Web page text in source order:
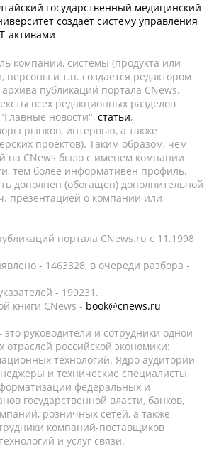
государственный медицинский
создает систему управления
активами
компании, системы (продукта или
персоны и т.п. создается редактором
публикаций портала CNews.
всех редакционных разделов
новости", статьи,
рынков, интервью, а также
проектов). Таким образом, чем
на CNews было с именем компании
тем более информативен профиль.
дополнен (обогащен) дополнительной
презентацией о компании или
портала CNews.ru c 11.1998
- 1463328, в очереди разбора -
- 199231.
книги CNews - book@cnews.ru
руководители и сотрудники одной
российской экономики:
технологий. Ядро аудитории
и технические специалисты
федеральных и
государственной власти, банков,
розничных сетей, а также
компаний-поставщиков
и услуг связи.